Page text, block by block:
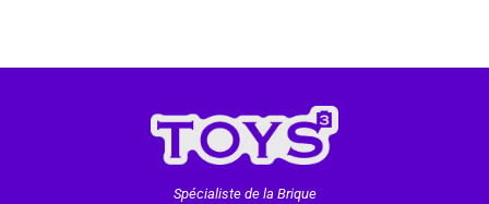
Spécialiste de la Brique